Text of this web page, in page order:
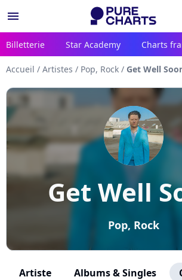
menu
Billetterie Star Academy Charts
Accueil / Artistes / Pop, Rock / Get Well
Get Well
Pop, Rock
Artiste Albums & Singles